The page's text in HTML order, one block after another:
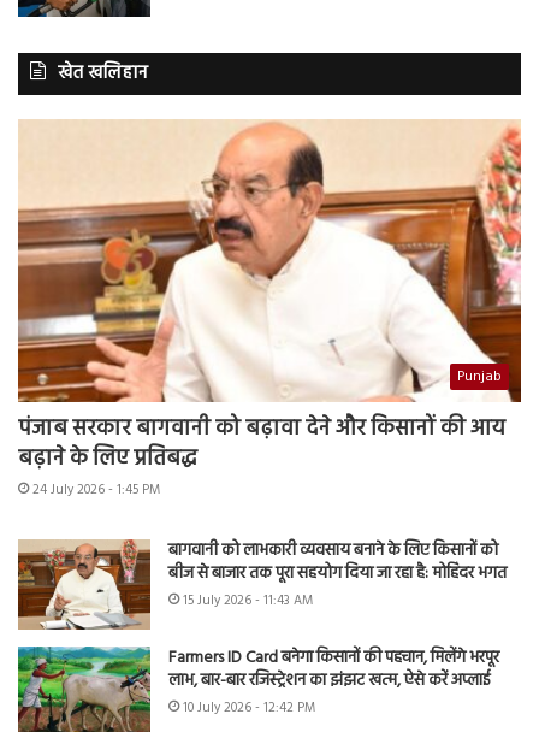
खेत खलिहान
Punjab
पंजाब सरकार बागवानी को बढ़ावा देने और किसानों की आय
बढ़ाने के लिए प्रतिबद्ध
24 July 2026 - 1:45 PM
बागवानी को लाभकारी व्यवसाय बनाने के लिए किसानों को
बीज से बाजार तक पूरा सहयोग दिया जा रहा है: मोहिंदर भगत
15 July 2026 - 11:43 AM
Farmers ID Card बनेगा किसानों की पहचान, मिलेंगे भरपूर
लाभ, बार-बार रजिस्ट्रेशन का झंझट खत्म, ऐसे करें अप्लाई
10 July 2026 - 12:42 PM